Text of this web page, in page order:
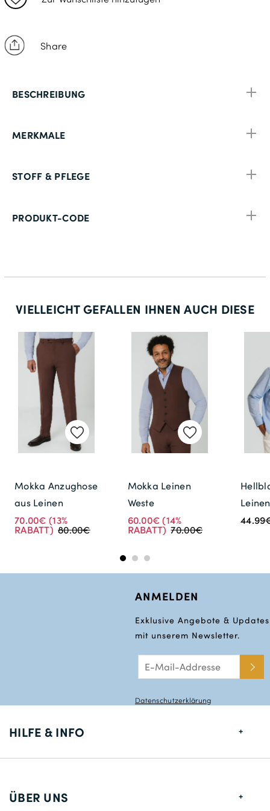
Share
MERKMALE
BESCHREIBUNG
STOFF & PFLEGE
PRODUKT-CODE
VIELLEICHT GEFALLEN IHNEN AUCH DIESE
Mokka Anzughose
aus Leinen
70.00€ (13%
RABATT) 80.00€
Mokka Leinen
Weste
60.00€(14%
RABATT) 70.00€
ANMELDEN
Exklusive Angebote & Updates
mit unserem Newsletter.
Datenschutzerklärung
HILFE & INFO
Lieferung
ÜBER UNS